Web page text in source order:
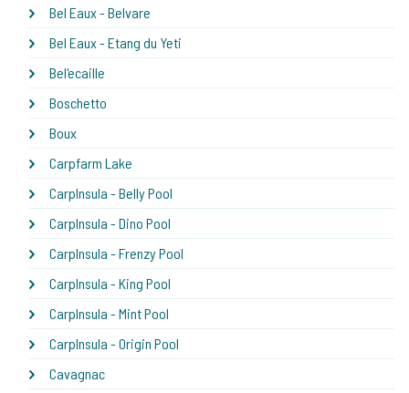
Bel Eaux - Belvare
Bel Eaux - Etang du Yeti
Bel'ecaille
Boschetto
Boux
Carpfarm Lake
CarpInsula - Belly Pool
CarpInsula - Dino Pool
CarpInsula - Frenzy Pool
CarpInsula - King Pool
CarpInsula - Mint Pool
CarpInsula - Origin Pool
Cavagnac